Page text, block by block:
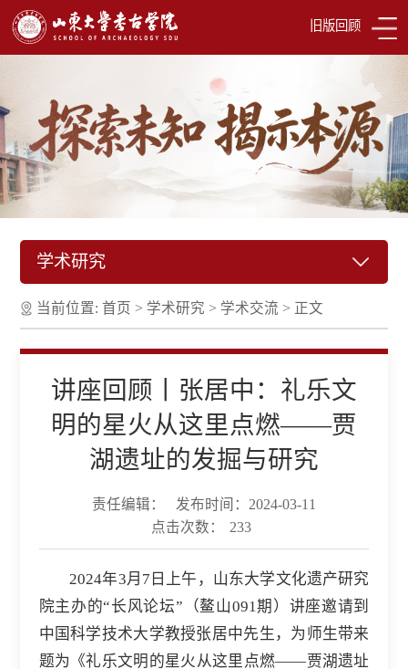
旧版回顾
学术研究
当前位置:首页 > 学术研究 > 学术交流 > 正文
讲座回顾丨张居中：礼乐文
明的星火从这里点燃——贾
湖遗址的发掘与研究
责任编辑：
发布时间：2024-03-11
点击次数：
233
2024年3月7日上午，山东大学文化遗产研究
院主办的“长风论坛”（鳌山091期）讲座邀请到
中国科学技术大学教授张居中先生，为师生带来
题为《礼乐文明的星火从这里点燃——贾湖遗址